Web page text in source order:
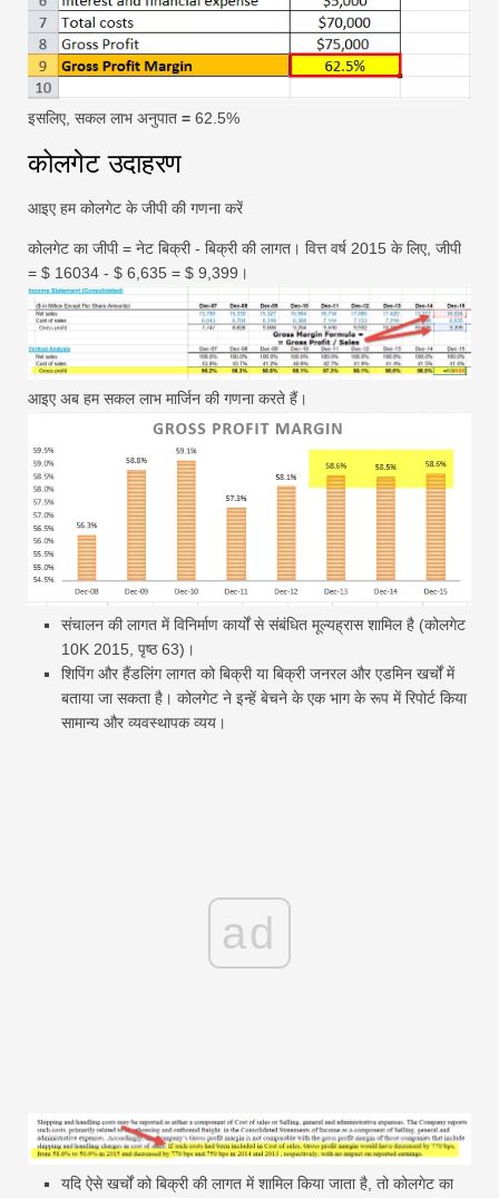
इसलिए, सकल लाभ अनुपात = 62.5%
कोलगेट उदाहरण
आइए हम कोलगेट के जीपी की गणना करें
कोलगेट का जीपी = नेट बिक्री - बिक्री की लागत। वित्त वर्ष 2015 के लिए, जीपी
= $ 16034 - $ 6,635 = $ 9,399।
आइए अब हम सकल लाभ मार्जिन की गणना करते हैं।
संचालन की लागत में विनिर्माण कार्यों से संबंधित मूल्यह्रास शामिल है (कोलगेट
10K 2015, पृष्ठ 63)।
शिपिंग और हैंडलिंग लागत को बिक्री या बिक्री जनरल और एडमिन खर्चों में
बताया जा सकता है। कोलगेट ने इन्हें बेचने के एक भाग के रूप में रिपोर्ट किया
सामान्य और व्यवस्थापक व्यय।
ad
यदि ऐसे खर्चों को बिक्री की लागत में शामिल किया जाता है, तो कोलगेट का